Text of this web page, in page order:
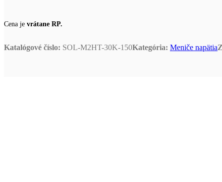
Cena je vrátane RP.
Katalógové číslo: SOL-M2HT-30K-150Kategória: Meniče napätia